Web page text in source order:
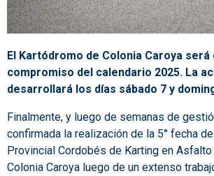
El Kartódromo de Colonia Caroya será
compromiso del calendario 2025. La
desarrollará los días sábado 7 y
Finalmente, y luego de semanas de
confirmada la realización de la 5° fecha
Provincial Cordobés de Karting en
Colonia Caroya luego de un extenso